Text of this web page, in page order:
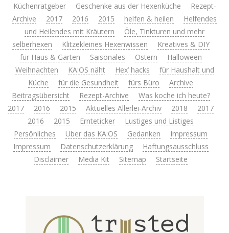
Küchenratgeber
Geschenke aus der Hexenküche
Rezept-
Archive
2017 2016 2015 helfen & heilen
Helfendes
und Heilendes mit Kräutern
Öle, Tinkturen und mehr
selberhexen
Klitzekleines Hexenwissen
Kreatives & DIY
für Haus & Garten
Saisonales Ostern
Halloween
Weihnachten
KA:OS näht Hex’ hacks
für Haushalt und
Küche
für die Gesundheit fürs Büro
Archive
Beitragsübersicht
Rezept-Archive
Was koche ich heute?
2017
2016 2015 Aktuelles Allerlei-Archiv 2018
2017
2016
2015 Ernteticker
Lustiges und Listiges
Persönliches
Über das KA:OS Gedanken
Impressum
Impressum
Datenschutzerklärung
Haftungsausschluss
Disclaimer
Media Kit Sitemap Startseite